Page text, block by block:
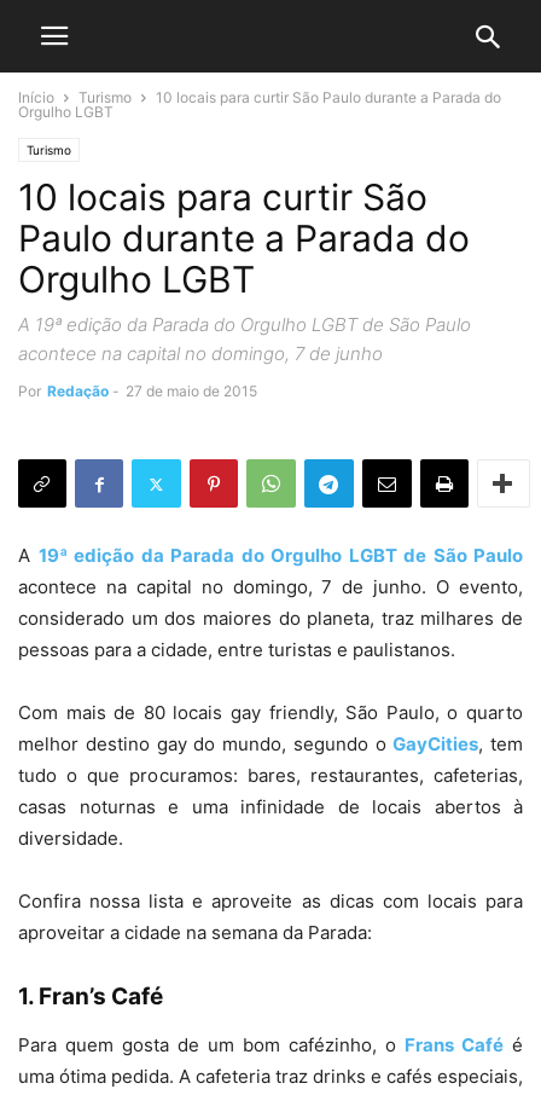
Início Turismo
10 locais para curtir São Paulo durante a Parada do
Orgulho LGBT
Turismo
10 locais para curtir São
Paulo durante a Parada do
Orgulho LGBT
A 19ª edição da Parada do Orgulho LGBT de São Paulo
acontece na capital no domingo, 7 de junho
Por Redação - 27 de maio de 2015
A 19ª edição da Parada do Orgulho LGBT de São Paulo
acontece na capital no domingo, 7 de junho. O evento,
considerado um dos maiores do planeta, traz milhares de
pessoas para a cidade, entre turistas e paulistanos.
Com mais de 80 locais gay friendly, São Paulo, o quarto
melhor destino gay do mundo, segundo oGayCities, tem
tudo o que procuramos: bares, restaurantes, cafeterias,
casas noturnas e uma infinidade de locais abertos à
diversidade.
Confira nossa lista e aproveite as dicas com locais para
aproveitar a cidade na semana da Parada:
1. Fran’s Café
Para quem gosta de um bom cafézinho, o Frans Café é
uma ótima pedida. A cafeteria traz drinks e cafés especiais,